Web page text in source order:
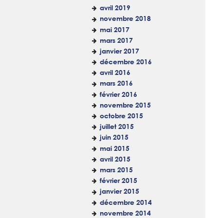
avril 2019
novembre 2018
mai 2017
mars 2017
janvier 2017
décembre 2016
avril 2016
mars 2016
février 2016
novembre 2015
octobre 2015
juillet 2015
juin 2015
mai 2015
avril 2015
mars 2015
février 2015
janvier 2015
décembre 2014
novembre 2014